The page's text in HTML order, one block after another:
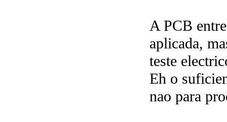
A PCB
aplicada,
teste
Eh o
nao para